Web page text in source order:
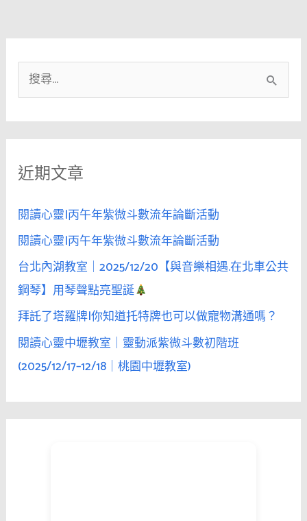
尋
關
字
近期文章
閱讀心靈|丙午年紫微斗數流年論斷活動
閱讀心靈|丙午年紫微斗數流年論斷活動
台北內湖教室｜2025/12/20【與音樂相遇.在北車公共
鋼琴】用琴聲點亮聖誕
拜託了塔羅牌|你知道托特牌也可以做寵物溝通嗎？
閱讀心靈中壢教室｜靈動派紫微斗數初階班
(2025/12/17–12/18｜桃園中壢教室)